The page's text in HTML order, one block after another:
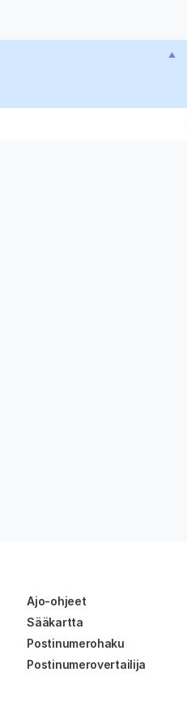
Ajo-ohjeet
Sääkartta
Postinumerohaku
Postinumerovertailija